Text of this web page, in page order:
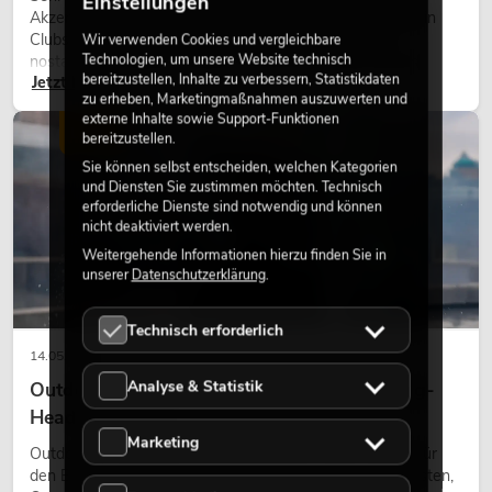
Akzente prägen viele aktuelle Lichtdesigns auf Bühnen, in
Clubs und bei Events. Retro-Licht ist dabei kein rein
nostalgischer Effekt, sondern ein bewusst eingesetztes
Gestaltungsmittel: Es schafft Atmosphäre, gibt Szenen
Charakter und kann technische LED-Setups emotionaler
wirken lassen.
Jetzt lesen
14.05.2026
Outdoor Moving-Heads: Wetterfeste Moving-
Heads bei Events
Outdoor Moving-Heads sind bewegliche Scheinwerfer für
den Einsatz im Freien. Sie werden bei Festivals, Stadtfesten,
LICHT
Wir verwenden Cookies und vergleichbare
Technologien, um unsere Website technisch
bereitzustellen, Inhalte zu verbessern, Statistikdaten
zu erheben, Marketingmaßnahmen auszuwerten und
externe Inhalte sowie Support-Funktionen
bereitzustellen.
Sie können selbst entscheiden, welchen Kategorien
und Diensten Sie zustimmen möchten. Technisch
erforderliche Dienste sind notwendig und können
nicht deaktiviert werden.
Weitergehende Informationen hierzu finden Sie in
unsererDatenschutzerklärung.
Technisch erforderlich
Analyse & Statistik
Marketing